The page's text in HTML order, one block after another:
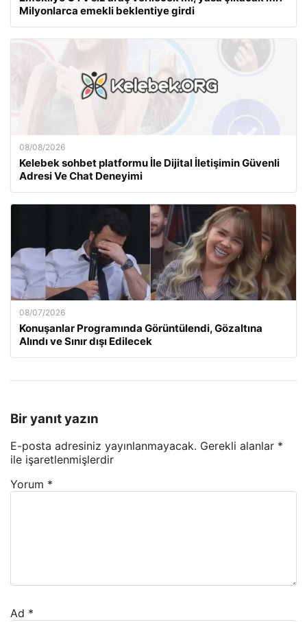
Milyonlarca emekli beklentiye girdi
08/08/2026
Kelebek sohbet platformu İle Dijital İletişimin Güvenli
Adresi Ve Chat Deneyimi
08/07/2026
Konuşanlar Programında Görüntülendi, Gözaltına
Alındı ve Sınır dışı Edilecek
Bir yanıt yazın
E-posta adresiniz yayınlanmayacak. Gerekli alanlar *
ile işaretlenmişlerdir
Yorum *
Ad *